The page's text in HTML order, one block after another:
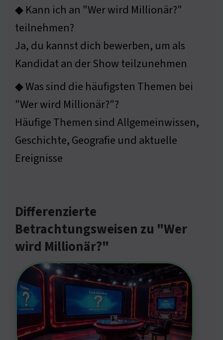
◆ Kann ich an "Wer wird Millionär?"
teilnehmen?
Ja, du kannst dich bewerben, um als
Kandidat an der Show teilzunehmen
◆ Was sind die häufigsten Themen bei
"Wer wird Millionär?"?
Häufige Themen sind Allgemeinwissen,
Geschichte, Geografie und aktuelle
Ereignisse
Differenzierte
Betrachtungsweisen zu "Wer
wird Millionär?"